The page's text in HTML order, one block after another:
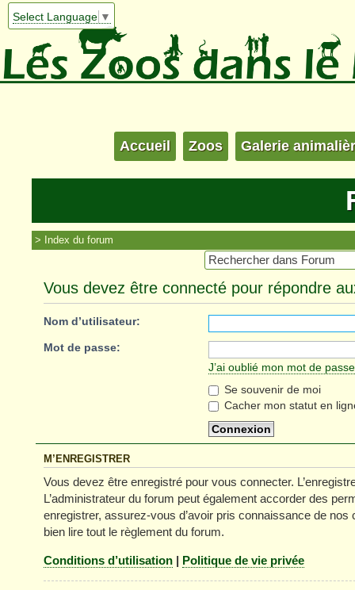
Select Language ▼
Accueil Zoos Galerie
Index du forum
Vous devez être connecté pour répondre
Nom d’utilisateur:
Mot de passe:
J’ai oublié mon mot de passe
Se souvenir de moi
Cacher mon statut en
M’ENREGISTRER
Vous devez être enregistré pour vous connecter.
L’administrateur du forum peut également accorder des
enregistrer, assurez-vous d’avoir pris connaissance de
bien lire tout le règlement du forum.
Conditions d’utilisation | Politique de vie privée